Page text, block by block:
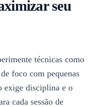
seu
técnicas como
foco com pequenas
exige disciplina e o
cada sessão de